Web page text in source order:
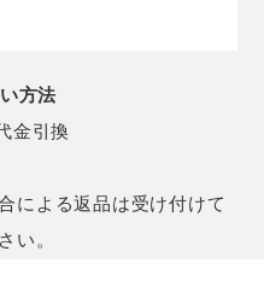
方法
金引換
による返品は受け付けて
い。